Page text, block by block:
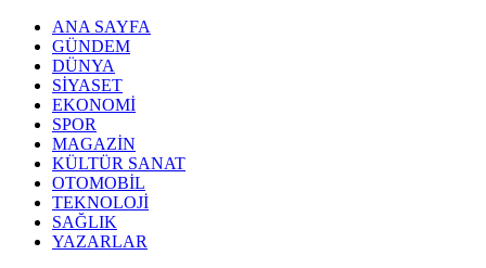
ANA SAYFA
GÜNDEM
DÜNYA
SİYASET
EKONOMİ
SPOR
MAGAZİN
KÜLTÜR SANAT
OTOMOBİL
TEKNOLOJİ
SAĞLIK
YAZARLAR